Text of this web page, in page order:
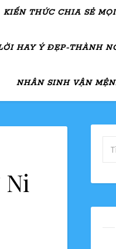
KIẾN THỨC CHIA SẺ
HAY Ý ĐẸP-THÀNH
NHÂN SINH VẬN